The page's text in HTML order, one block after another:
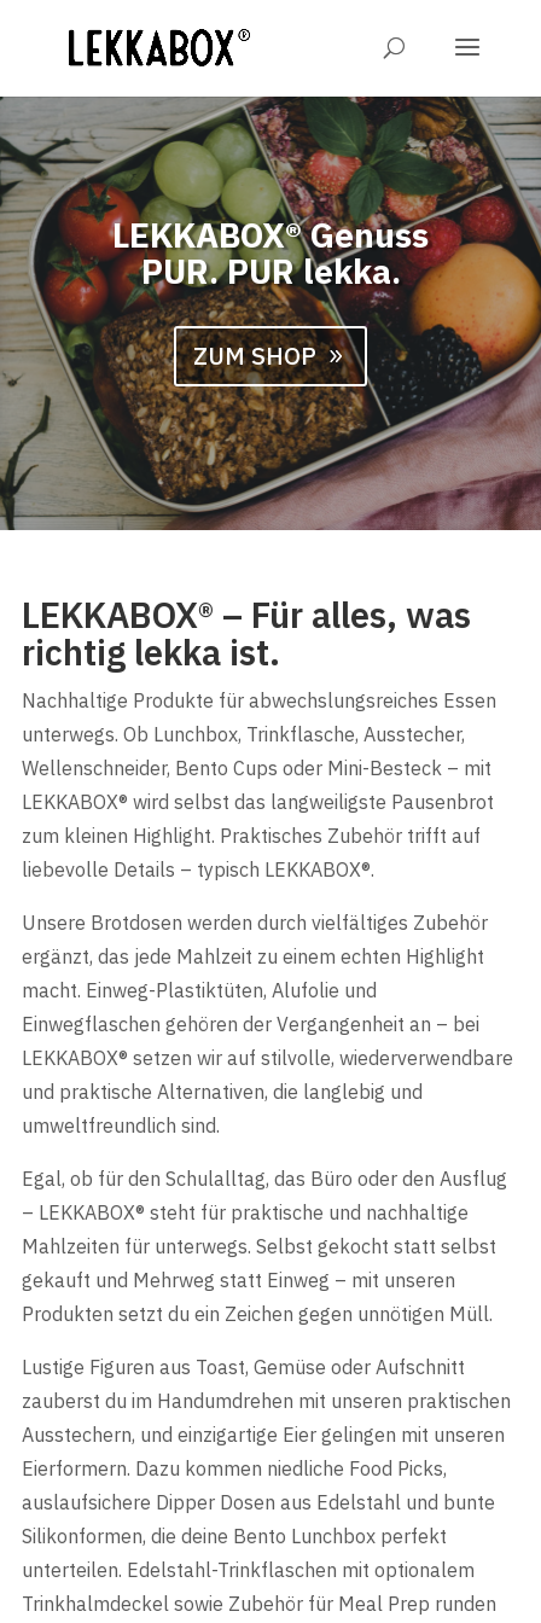
LEKKABOX® Genuss
PUR. PUR lekka.
ZUM SHOP
LEKKABOX® – Für alles, was
richtig lekka ist.
Nachhaltige Produkte für abwechslungsreiches Essen
unterwegs. Ob Lunchbox, Trinkflasche, Ausstecher,
Wellenschneider, Bento Cups oder Mini-Besteck – mit
LEKKABOX® wird selbst das langweiligste Pausenbrot
zum kleinen Highlight. Praktisches Zubehör trifft auf
liebevolle Details – typisch LEKKABOX®.
Unsere Brotdosen werden durch vielfältiges Zubehör
ergänzt, das jede Mahlzeit zu einem echten Highlight
macht. Einweg-Plastiktüten, Alufolie und
Einwegflaschen gehören der Vergangenheit an – bei
LEKKABOX® setzen wir auf stilvolle, wiederverwendbare
und praktische Alternativen, die langlebig und
umweltfreundlich sind.
Egal, ob für den Schulalltag, das Büro oder den Ausflug
– LEKKABOX® steht für praktische und nachhaltige
Mahlzeiten für unterwegs. Selbst gekocht statt selbst
gekauft und Mehrweg statt Einweg – mit unseren
Produkten setzt du ein Zeichen gegen unnötigen Müll.
Lustige Figuren aus Toast, Gemüse oder Aufschnitt
zauberst du im Handumdrehen mit unseren praktischen
Ausstechern, und einzigartige Eier gelingen mit unseren
Eierformern. Dazu kommen niedliche Food Picks,
auslaufsichere Dipper Dosen aus Edelstahl und bunte
Silikonformen, die deine Bento Lunchbox perfekt
unterteilen. Edelstahl-Trinkflaschen mit optionalem
Trinkhalmdeckel sowie Zubehör für Meal Prep runden